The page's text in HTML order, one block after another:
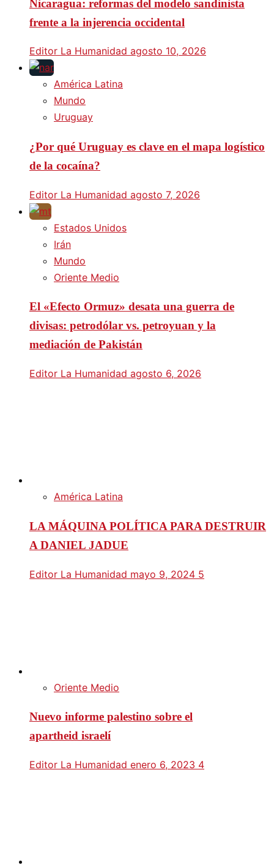
Nicaragua: reformas del modelo sandinista
frente a la injerencia occidental
Editor La Humanidad agosto 10, 2026
América Latina
Mundo
Uruguay
¿Por qué Uruguay es clave en el mapa logístico
de la cocaína?
Editor La Humanidad agosto 7, 2026
Estados Unidos
Irán
Mundo
Oriente Medio
El «Efecto Ormuz» desata una guerra de
divisas: petrodólar vs. petroyuan y la
mediación de Pakistán
Editor La Humanidad agosto 6, 2026
América Latina
LA MÁQUINA POLÍTICA PARA DESTRUIR
A DANIEL JADUE
Editor La Humanidad mayo 9, 2024 5
Oriente Medio
Nuevo informe palestino sobre el
apartheid israelí
Editor La Humanidad enero 6, 2023 4